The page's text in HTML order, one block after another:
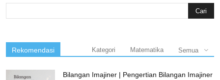
for:
Rekomendasi Kategori Matematika Semua
Bilangan Imajiner | Pengertian Bilangan Imajiner